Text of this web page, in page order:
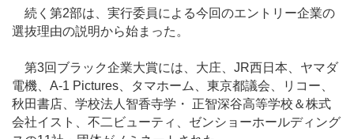
続く第2部は、実行委員による今回のエントリー企業の
選抜理由の説明から始まった。
第3回ブラック企業大賞には、大庄、JR西日本、ヤマダ
電機、A-1 Pictures、タマホーム、東京都議会、リコー、
秋田書店、学校法人智香寺学・ 正智深谷高等学校＆株式
会社イスト、不二ビューティ、ゼンショーホールディング